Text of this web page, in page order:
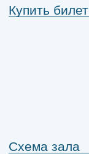
Купить
Схема зала